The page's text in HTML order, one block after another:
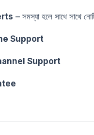
– সমস্যা হলে সাথে সাথে
Support
Support